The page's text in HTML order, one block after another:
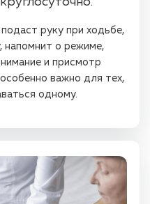
руку при ходьбе,
напомнит о режиме,
и присмотр
важно для тех,
одному.